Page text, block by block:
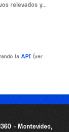
relevados y...
la API (ver
- Montevideo,